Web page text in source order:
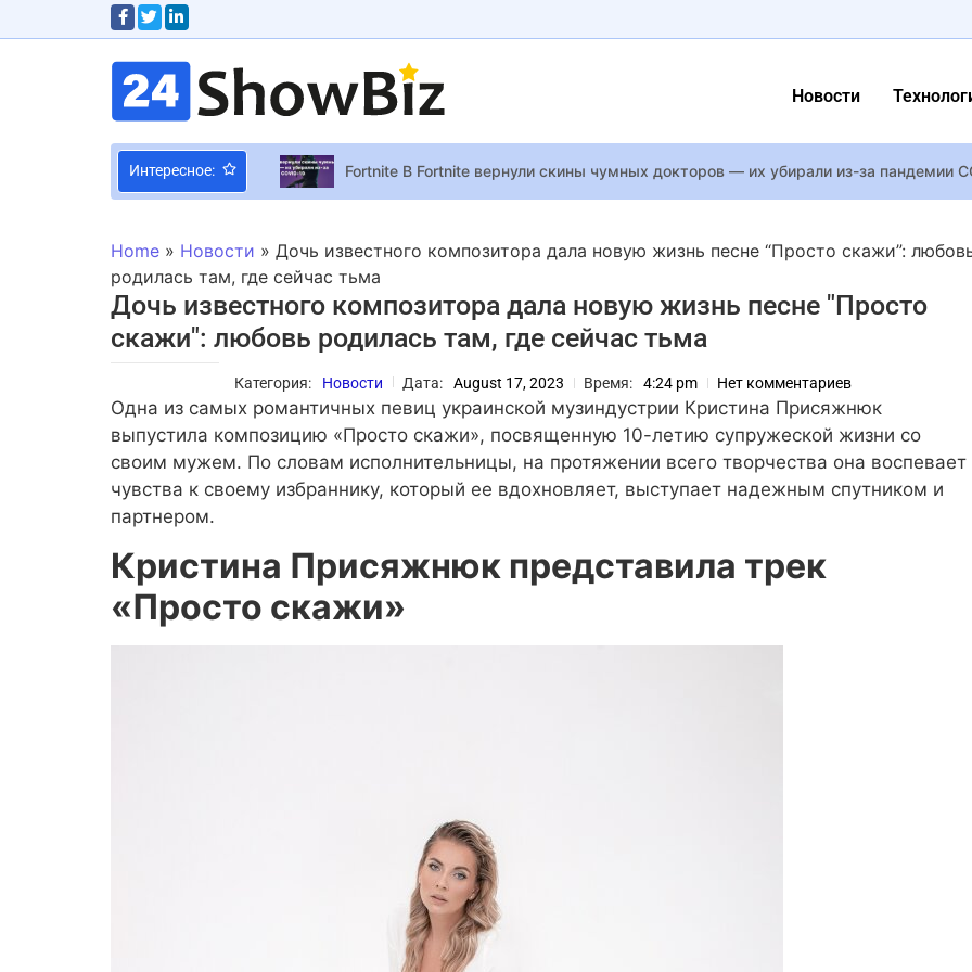
Новости
Интересное:
Fortnite В Fortnite вернули скины чумных докторов — их убирали из-за пандемии
Апскейлер FSR 4.1 теперь доступен на видеокартах серии Radeon 7000
“Квартира сложилась как карточный домик”: история спасения мальчика из
Почти официально: Tomb Raider: Legacy of Atlantis не выйдет в 2026 году —
От этой пары невозможно отвести глаз: с кем встречается дочь Моники
График выхода всех 7 эпизодов второго сезона телеадаптации The Last of Us
Возможно, в марте в ARC Raiders снова добавят двух роботов: летающего и
Виктор Бронюк пожаловался на учителей и заявил, что его дочери стало плохо на
Home » Новости » Дочь известного композитора дала новую жизнь песне “Просто скажи”:
родилась там, где сейчас тьма
Дочь известного композитора дала новую жизнь песне "Просто
скажи": любовь родилась там, где сейчас тьма
Категория: Новости Дата: August 17, 2023 Время: 4:24 pm Нет комментариев
Одна из самых романтичных певиц украинской музиндустрии Кристина Присяжнюк
выпустила композицию «Просто скажи», посвященную 10-летию супружеской жизни со
своим мужем. По словам исполнительницы, на протяжении всего творчества она воспевает
чувства к своему избраннику, который ее вдохновляет, выступает надежным спутником и
партнером.
Кристина Присяжнюк представила трек
«Просто скажи»